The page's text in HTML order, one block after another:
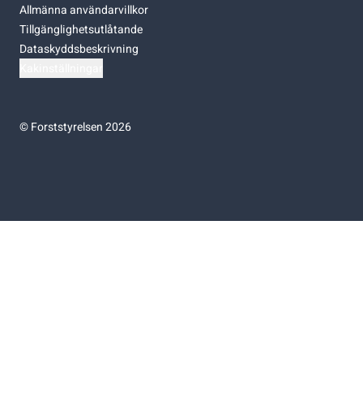
Allmänna användarvillkor
Tillgänglighetsutlåtande
Dataskyddsbeskrivning
©Forststyrelsen 2026